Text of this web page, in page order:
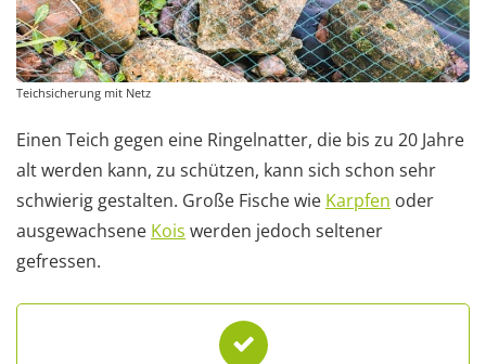
Teichsicherung mit Netz
Einen Teich gegen eine Ringelnatter, die bis zu 20 Jahre
alt werden kann, zu schützen, kann sich schon sehr
schwierig gestalten. Große Fische wie Karpfen oder
ausgewachsene Kois werden jedoch seltener
gefressen.